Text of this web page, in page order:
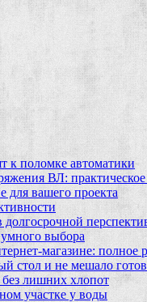
к поломке автоматики
ВЛ:
для вашего проекта
долгосрочной
выбора
полное
стол и не мешало
лишних хлопот
участке у воды